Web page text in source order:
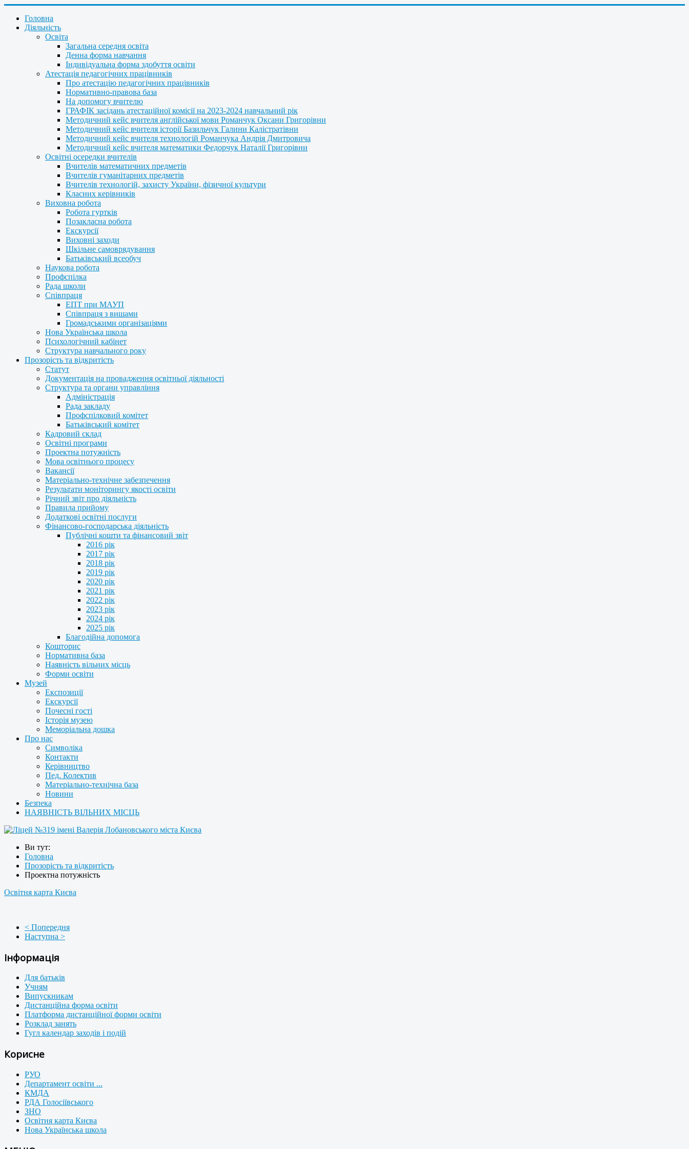
Головна
Діяльність
Освіта
Загальна середня освіта
Денна форма навчання
Індивідуальна форма здобуття освіти
Атестація педагогічних працівників
Про атестацію педагогічних працівників
Нормативно-правова база
На допомогу вчителю
ГРАФІК засідань атестаційної комісії на 2023-2024 навчальний рік
Методичний кейс вчителя англійської мови Романчук Оксани Григорівни
Методичний кейс вчителя історії Базильчук Галини Калістратівни
Методичний кейс вчителя технологій Романчука Андрія Дмитровича
Методичний кейс вчителя математики Федорчук Наталії Григорівни
Освітні осередки вчителів
Вчителів математичних предметів
Вчителів гуманітарних предметів
Вчителів технологій, захисту України, фізичної культури
Класних керівників
Виховна робота
Робота гуртків
Позакласна робота
Екскурсії
Виховні заходи
Шкільне самоврядування
Батьківський всеобуч
Наукова робота
Профспілка
Рада школи
Співпраця
ЕПТ при МАУП
Співпраця з вишами
Громадськими організаціями
Нова Українська школа
Психологічний кабінет
Структура навчального року
Прозорість та відкритість
Статут
Документація на провадження освітньої діяльності
Структура та органи управління
Адміністрація
Рада закладу
Профспілковий комітет
Батьківський комітет
Кадровий склад
Освітні програми
Проектна потужність
Мова освітнього процесу
Вакансії
Матеріально-технічне забезпечення
Результати моніторингу якості освіти
Річний звіт про діяльність
Правила прийому
Додаткові освітні послуги
Фінансово-господарська діяльність
Публічні кошти та фінансовий звіт
2016 рік
2017 рік
2018 рік
2019 рік
2020 рік
2021 рік
2022 рік
2023 рік
2024 рік
2025 рік
Благодійна допомога
Кошторис
Нормативна база
Наявність вільних місць
Форми освіти
Музей
Експозиції
Екскурсії
Почесні гості
Історія музею
Меморіальна дошка
Про нас
Символіка
Контакти
Керівництво
Пед. Колектив
Матеріально-технічна база
Новини
Безпека
НАЯВНІСТЬ ВІЛЬНИХ МІСЦЬ
Ви тут:
Головна
Прозорість та відкритість
Проектна потужність
Освітня карта Києва
< Попередня
Наступна >
Інформація
Для батьків
Учням
Випускникам
Дистанційна форма освіти
Платформа дистанційної форми освіти
Розклад занять
Гугл календар заходів і подій
Корисне
РУО
Департамент освіти ...
КМДА
РДА Голосіївського
ЗНО
Освітня карта Києва
Нова Українська школа